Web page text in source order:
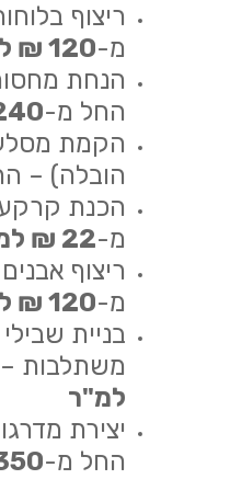
ריצוף
מ-120 ₪ למ"ר
הנחת
החל מ-240 ₪
הקמת
הובלה) –
הכנת
מ-22 ₪ למ"ר
ריצוף
מ-120 ₪ למ"ר
בניית
משתלבות
למ"ר
יצירת
החל מ-350 ₪